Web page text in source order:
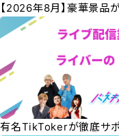
【2026年8月】豪華景品
有名TikTokerが徹底サポ